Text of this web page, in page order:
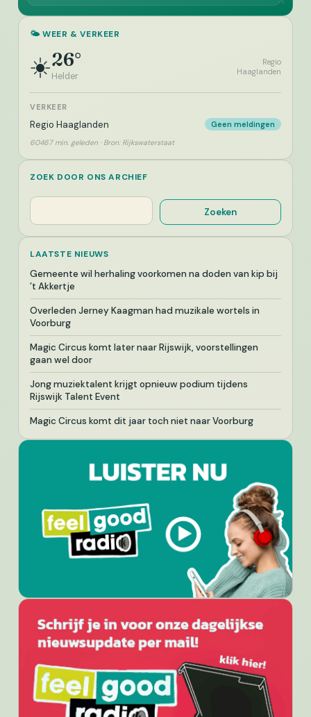
🌤️ WEER & VERKEER
☀️26°
Helder
Regio
Haaglanden
VERKEER
Regio Haaglanden Geen meldingen
60467 min. geleden · Bron: Rijkswaterstaat
ZOEK DOOR ONS ARCHIEF
Zoeken
Zoeken
LAATSTE NIEUWS
Gemeente wil herhaling voorkomen na doden van kip bij
’t Akkertje
Overleden Jerney Kaagman had muzikale wortels in
Voorburg
Magic Circus komt later naar Rijswijk, voorstellingen
gaan wel door
Jong muziektalent krijgt opnieuw podium tijdens
Rijswijk Talent Event
Magic Circus komt dit jaar toch niet naar Voorburg